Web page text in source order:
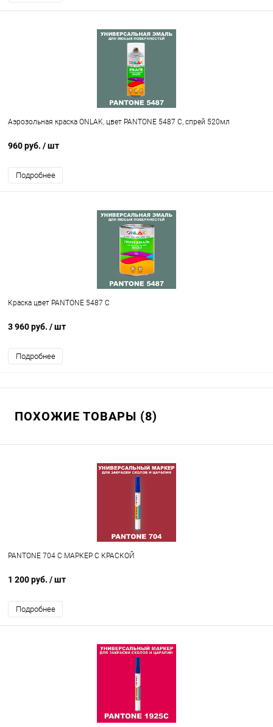
Аэрозольная краска ONLAK, цвет PANTONE 5487 C, спрей 520мл
960 руб. / шт
Подробнее
Краска цвет PANTONE 5487 C
3 960 руб. / шт
Подробнее
ПОХОЖИЕ ТОВАРЫ (8)
PANTONE 704 C МАРКЕР С КРАСКОЙ
1 200 руб. / шт
Подробнее